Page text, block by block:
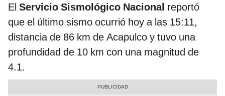
El Servicio Sismológico Nacional reportó
que el último sismo ocurrió hoy a las 15:11,
distancia de 86 km de Acapulco y tuvo una
profundidad de 10 km con una magnitud de
4.1.